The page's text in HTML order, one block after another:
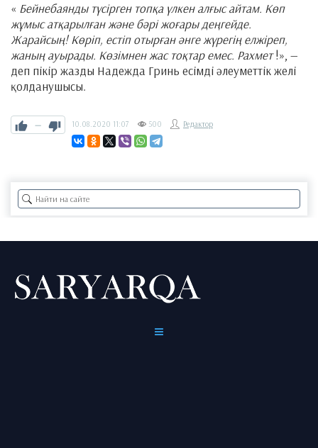
« Бейнебаянды түсірген топқа үлкен алғыс айтам. Көп
жұмыс атқарылған және бәрі жоғары деңгейде.
Жарайсың! Көріп, естіп отырған әнге жүрегің елжіреп,
жаның ауырады. Көзімнен жас тоқтар емес. Рахмет!», —
деп пікір жазды Надежда Гринь есімді әлеуметтік желі
қолданушысы.
— 10.08.2020 11:07 500 Редактор